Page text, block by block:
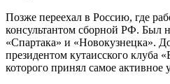
Позже переехал в Россию, где
консультантом сборной РФ. Был
«Спартака» и «Новокузнецка».
президентом кутаисского клуба
которого принял самое активное